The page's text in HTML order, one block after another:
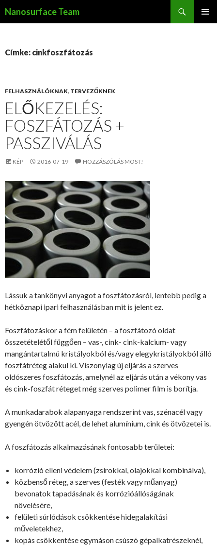
Nanosurface Team
Címke: cinkfoszfátozás
FELHASZNÁLÓKNAK, TERVEZŐKNEK
ELŐKEZELÉS:
FOSZFÁTOZÁS +
PASSZIVÁLÁS
KÉP 2016-07-19 HOZZÁSZÓLÁS MOST!
Lássuk a tankönyvi anyagot a foszfátozásról, lentebb pedig a
hétköznapi ipari felhasználásban mit is jelent ez.
Foszfátozáskor a fém felületén – a foszfátozó oldat
összetételétől függően – vas-, cink- cink-kalcium- vagy
mangántartalmú kristályokból és/vagy elegykristályokból álló
foszfátréteg alakul ki. Viszonylag új eljárás a szerves
oldószeres foszfátozás, amelynél az eljárás után a vékony vas
és cink-foszfát réteget még szerves polimer film is borítja.
A munkadarabok alapanyaga rendszerint vas, szénacél vagy
gyengén ötvözött acél, de lehet alumínium, cink és ötvözetei is.
A foszfátozás alkalmazásának fontosabb területei:
korrózió elleni védelem (zsírokkal, olajokkal kombinálva),
közbenső réteg, a szerves (festék vagy műanyag)
bevonatok tapadásának és korrózióállóságának
növelésére,
felületi súrlódások csökkentése hidegalakítási
műveletekhez,
kopás csökkentése egymáson csúszó gépalkatrészeknél,